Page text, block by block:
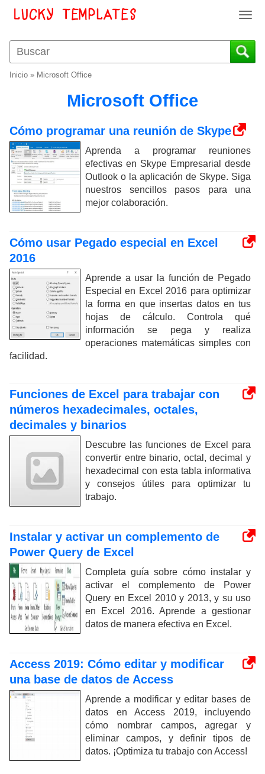
T
g
g
i
g
a
t
i
Inicio » Microsoft Office
Microsoft Office
Cómo programar una reunión de Skype
Aprenda a programar reuniones
efectivas en Skype Empresarial desde
Outlook o la aplicación de Skype. Siga
nuestros sencillos pasos para una
mejor colaboración.
Cómo usar Pegado especial en Excel
2016
Aprende a usar la función de Pegado
Especial en Excel 2016 para optimizar
la forma en que insertas datos en tus
hojas de cálculo. Controla qué
información se pega y realiza
operaciones matemáticas simples con
facilidad.
Funciones de Excel para trabajar con
números hexadecimales, octales,
decimales y binarios
Descubre las funciones de Excel para
convertir entre binario, octal, decimal y
hexadecimal con esta tabla informativa
y consejos útiles para optimizar tu
trabajo.
Instalar y activar un complemento de
Power Query de Excel
Completa guía sobre cómo instalar y
activar el complemento de Power
Query en Excel 2010 y 2013, y su uso
en Excel 2016. Aprende a gestionar
datos de manera efectiva en Excel.
Access 2019: Cómo editar y modificar
una base de datos de Access
Aprende a modificar y editar bases de
datos en Access 2019, incluyendo
cómo nombrar campos, agregar y
eliminar campos, y definir tipos de
datos. ¡Optimiza tu trabajo con Access!